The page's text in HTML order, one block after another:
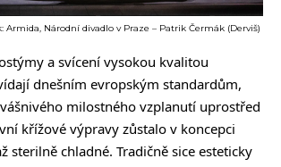
Armida, Národní divadlo v Praze – Patrik Čermák (Derviš)
a svícení vysokou kvalitou
dnešním evropským standardům,
milostného vzplanutí uprostřed
křížové výpravy zůstalo v koncepci
sterilně chladné. Tradičně sice esteticky